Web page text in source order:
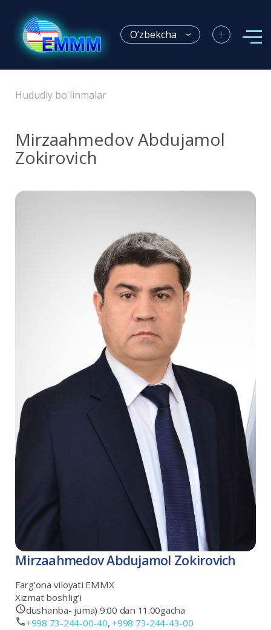
O’zbekcha +
Hududiy bo'linmalar
Mirzaahmedov Abdujamol
Zokirovich
Mirzaahmedov Abdujamol Zokirovich
Farg‘ona viloyati EMMX
Xizmat boshlig‘i
dushanba- juma) 9:00 dan 11:00gacha
+998 73-244-00-40, +998 73-244-43-00